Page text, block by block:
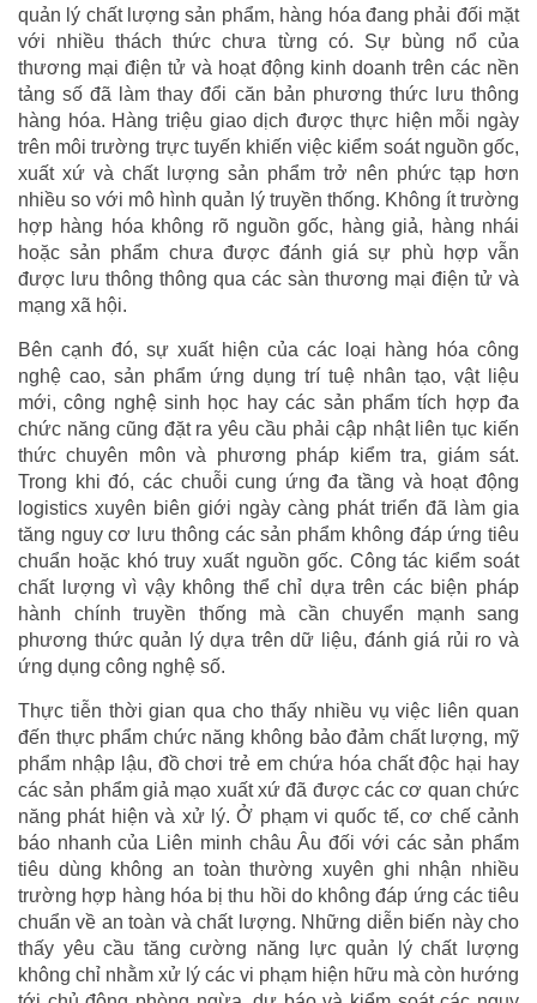
quản lý chất lượng sản phẩm, hàng hóa đang phải đối mặt
với nhiều thách thức chưa từng có. Sự bùng nổ của
thương mại điện tử và hoạt động kinh doanh trên các nền
tảng số đã làm thay đổi căn bản phương thức lưu thông
hàng hóa. Hàng triệu giao dịch được thực hiện mỗi ngày
trên môi trường trực tuyến khiến việc kiểm soát nguồn gốc,
xuất xứ và chất lượng sản phẩm trở nên phức tạp hơn
nhiều so với mô hình quản lý truyền thống. Không ít trường
hợp hàng hóa không rõ nguồn gốc, hàng giả, hàng nhái
hoặc sản phẩm chưa được đánh giá sự phù hợp vẫn
được lưu thông thông qua các sàn thương mại điện tử và
mạng xã hội.
Bên cạnh đó, sự xuất hiện của các loại hàng hóa công
nghệ cao, sản phẩm ứng dụng trí tuệ nhân tạo, vật liệu
mới, công nghệ sinh học hay các sản phẩm tích hợp đa
chức năng cũng đặt ra yêu cầu phải cập nhật liên tục kiến
thức chuyên môn và phương pháp kiểm tra, giám sát.
Trong khi đó, các chuỗi cung ứng đa tầng và hoạt động
logistics xuyên biên giới ngày càng phát triển đã làm gia
tăng nguy cơ lưu thông các sản phẩm không đáp ứng tiêu
chuẩn hoặc khó truy xuất nguồn gốc. Công tác kiểm soát
chất lượng vì vậy không thể chỉ dựa trên các biện pháp
hành chính truyền thống mà cần chuyển mạnh sang
phương thức quản lý dựa trên dữ liệu, đánh giá rủi ro và
ứng dụng công nghệ số.
Thực tiễn thời gian qua cho thấy nhiều vụ việc liên quan
đến thực phẩm chức năng không bảo đảm chất lượng, mỹ
phẩm nhập lậu, đồ chơi trẻ em chứa hóa chất độc hại hay
các sản phẩm giả mạo xuất xứ đã được các cơ quan chức
năng phát hiện và xử lý. Ở phạm vi quốc tế, cơ chế cảnh
báo nhanh của Liên minh châu Âu đối với các sản phẩm
tiêu dùng không an toàn thường xuyên ghi nhận nhiều
trường hợp hàng hóa bị thu hồi do không đáp ứng các tiêu
chuẩn về an toàn và chất lượng. Những diễn biến này cho
thấy yêu cầu tăng cường năng lực quản lý chất lượng
không chỉ nhằm xử lý các vi phạm hiện hữu mà còn hướng